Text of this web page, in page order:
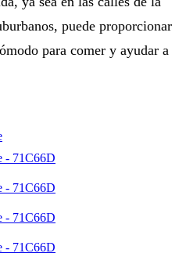
puede proporcionar
para comer y ayudar a